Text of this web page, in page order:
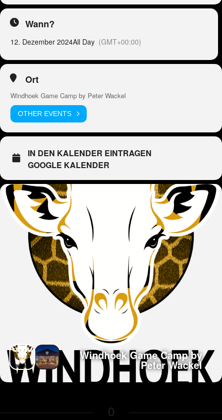
Wann?
12. Dezember 2024All Day (GMT+00:00)
Ort
Windhoek Game Camp by Peter Wackel
OTHER EVENTS
IN DEN KALENDER EINTRAGEN
GOOGLE KALENDER
Windhoek Game Camp by
Peter Wackel
0